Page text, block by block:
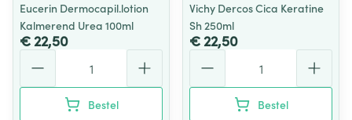
Eucerin Dermocapil.lotion
Kalmerend Urea 100ml
€ 22,50
Bestel
Vichy Dercos Cica Keratine
Sh 250ml
€ 22,50
Bestel